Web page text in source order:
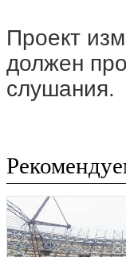
Проект
должен
слушания.